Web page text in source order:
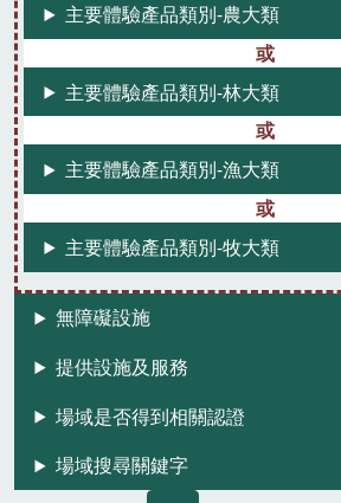
主要體驗產品類別-農大類
主要體驗產品類別-林大類
主要體驗產品類別-漁大類
主要體驗產品類別-牧大類
無障礙設施
提供設施及服務
場域是否得到相關認證
場域搜尋關鍵字